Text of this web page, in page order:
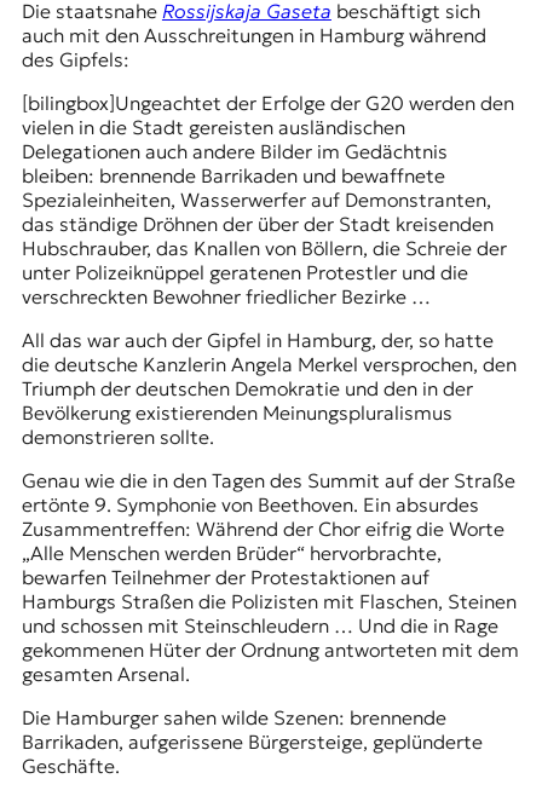
Die staatsnahe Rossijskaja Gaseta beschäftigt sich
auch mit den Ausschreitungen in Hamburg während
des Gipfels:
[bilingbox]Ungeachtet der Erfolge der G20 werden den
vielen in die Stadt gereisten ausländischen
Delegationen auch andere Bilder im Gedächtnis
bleiben: brennende Barrikaden und bewaffnete
Spezialeinheiten, Wasserwerfer auf Demonstranten,
das ständige Dröhnen der über der Stadt kreisenden
Hubschrauber, das Knallen von Böllern, die Schreie der
unter Polizeiknüppel geratenen Protestler und die
verschreckten Bewohner friedlicher Bezirke …
All das war auch der Gipfel in Hamburg, der, so hatte
die deutsche Kanzlerin Angela Merkel versprochen, den
Triumph der deutschen Demokratie und den in der
Bevölkerung existierenden Meinungspluralismus
demonstrieren sollte.
Genau wie die in den Tagen des Summit auf der Straße
ertönte 9. Symphonie von Beethoven. Ein absurdes
Zusammentreffen: Während der Chor eifrig die Worte
„Alle Menschen werden Brüder“ hervorbrachte,
bewarfen Teilnehmer der Protestaktionen auf
Hamburgs Straßen die Polizisten mit Flaschen, Steinen
und schossen mit Steinschleudern … Und die in Rage
gekommenen Hüter der Ordnung antworteten mit dem
gesamten Arsenal.
Die Hamburger sahen wilde Szenen: brennende
Barrikaden, aufgerissene Bürgersteige, geplünderte
Geschäfte.